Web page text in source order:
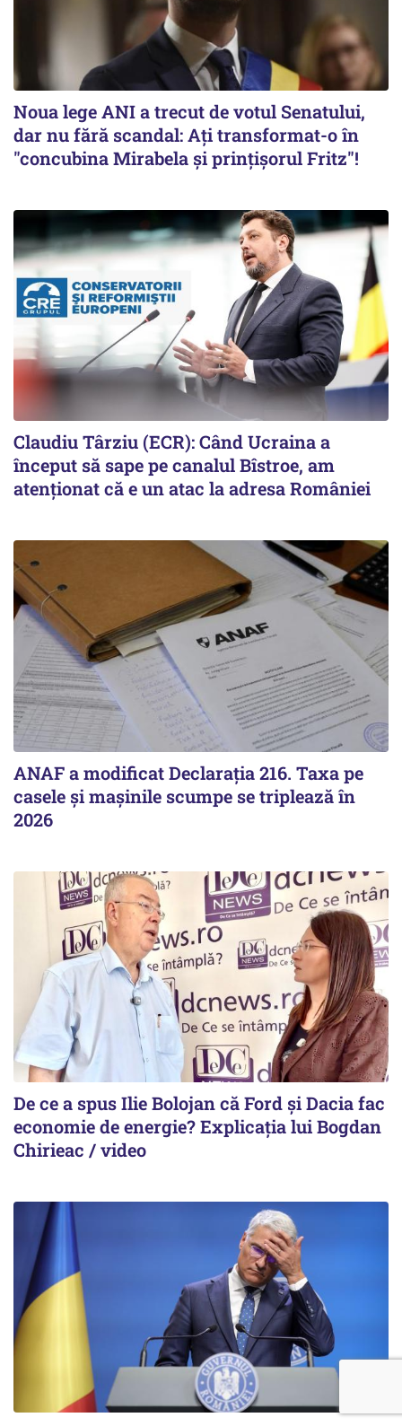
Noua lege ANI a trecut de votul Senatului,
dar nu fără scandal: Ați transformat-o în
"concubina Mirabela şi prinţişorul Fritz"!
Claudiu Târziu (ECR): Când Ucraina a
început să sape pe canalul Bîstroe, am
atenționat că e un atac la adresa României
ANAF a modificat Declarația 216. Taxa pe
casele și mașinile scumpe se triplează în
2026
De ce a spus Ilie Bolojan că Ford și Dacia fac
economie de energie? Explicația lui Bogdan
Chirieac / video